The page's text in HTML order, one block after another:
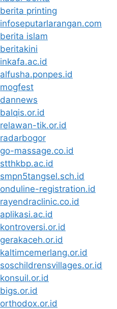
berita printing
infoseputarlarangan.com
berita islam
beritakini
inkafa.ac.id
alfusha.ponpes.id
mogfest
dannews
balqis.or.id
relawan-tik.or.id
radarbogor
go-massage.co.id
stthkbp.ac.id
smpn5tangsel.sch.id
onduline-registration.id
rayendraclinic.co.id
aplikasi.ac.id
kontroversi.or.id
gerakaceh.or.id
kaltimcemerlang.or.id
soschildrensvillages.or.id
konsuil.or.id
bigs.or.id
orthodox.or.id